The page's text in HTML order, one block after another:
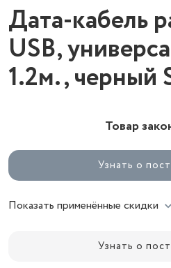
Дата-кабель
USB,
1.2м., черный
Товар
Узнать о
Показать применённые скидки
Узнать о